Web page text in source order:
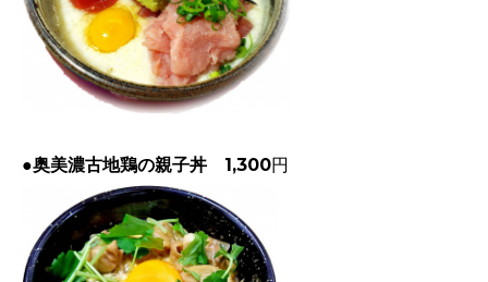
●奥美濃古地鶏の親子丼 1,300円